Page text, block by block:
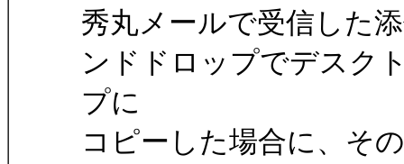
秀丸メールで受信した
ンドドロップでデスク
プに
コピーした場合に、そ